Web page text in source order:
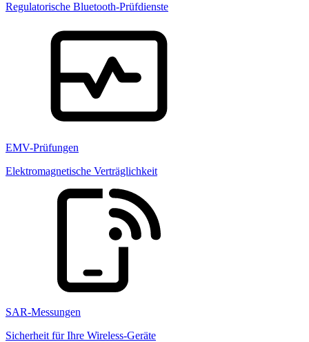
Regulatorische Bluetooth-Prüfdienste
EMV-Prüfungen
Elektromagnetische Verträglichkeit
SAR-Messungen
Sicherheit für Ihre Wireless-Geräte